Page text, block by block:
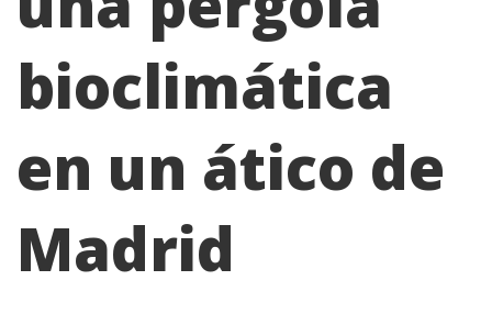
bioclimática
en un ático de
Madrid